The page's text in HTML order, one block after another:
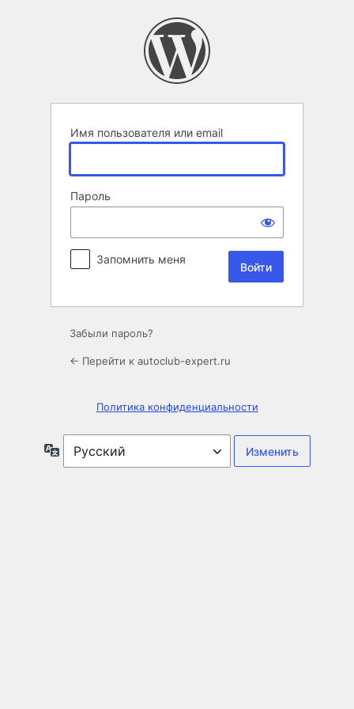
Имя пользователя или email
Пароль
Запомнить меня
Забыли пароль?
← Перейти к autoclub-expert.ru
Политика конфиденциальности
Язык